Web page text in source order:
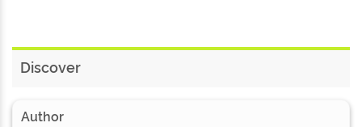
Discover
Author